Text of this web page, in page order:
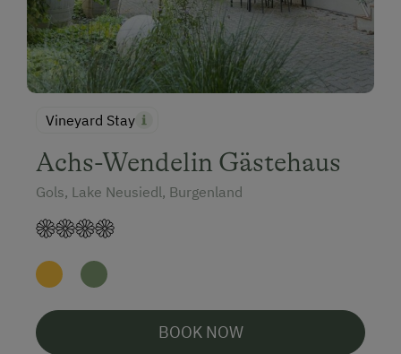
Vineyard Stay
Achs-Wendelin Gästehaus
Gols, Lake Neusiedl, Burgenland
BOOK NOW